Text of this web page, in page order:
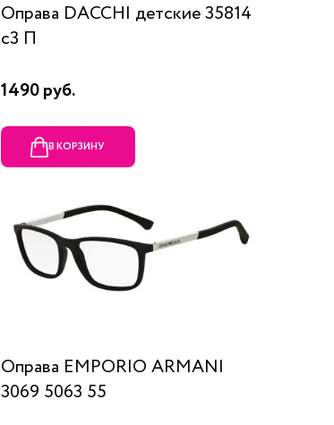
Оправа DACCHI детские 35814
c3 П
1490 руб.
В КОРЗИНУ
Оправа EMPORIO ARMANI
3069 5063 55